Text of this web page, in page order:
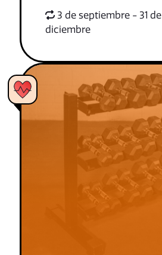
3 de septiembre - 31 de
diciembre